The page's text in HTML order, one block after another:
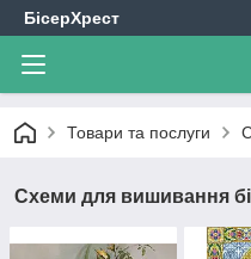
БісерХрест
Товари та послуги
Схеми для вишивання